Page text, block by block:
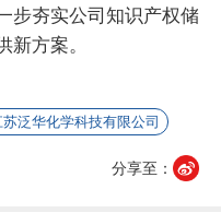
步夯实公司知识产权储
方案。
泛华化学科技有限公司
分享至：